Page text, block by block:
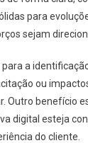
para
sejam
a
ou
Outro benefício
digital esteja
do cliente.